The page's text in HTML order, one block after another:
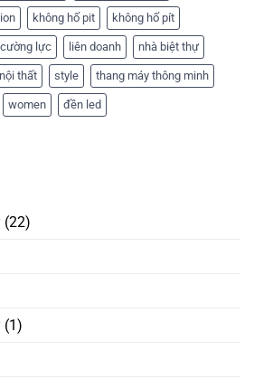
không hố pit không hố pít
lực liên doanh nhà biệt thự
nội thất style thang máy thông minh
women đền led
(22)
(1)